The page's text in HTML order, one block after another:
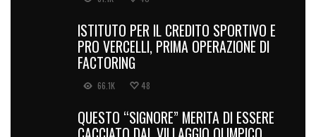
ISTITUTO PER IL CREDITO SPORTIVO E
PRO VERCELLI, PRIMA OPERAZIONE DI
FACTORING
66.1K 48
QUESTO “SIGNORE” MERITA DI ESSERE